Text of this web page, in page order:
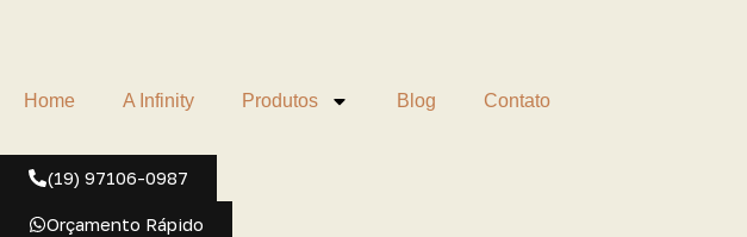
Home A Infinity Produtos Blog Contato
(19) 97106-0987
Orçamento Rápido